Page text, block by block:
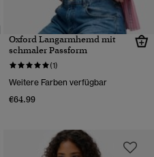
Oxford Langarmhemd mit
schmaler Passform
(1)
Weitere Farben verfügbar
€64.99